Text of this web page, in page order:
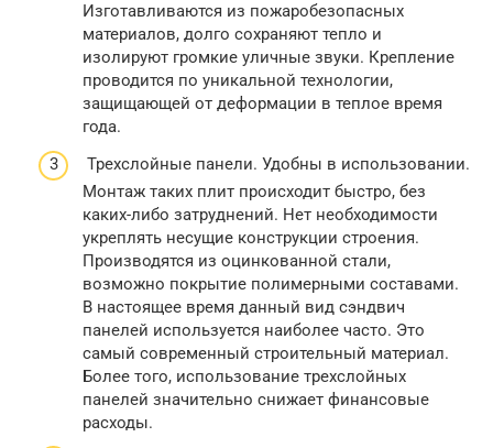
Изготавливаются из пожаробезопасных
материалов, долго сохраняют тепло и
изолируют громкие уличные звуки. Крепление
проводится по уникальной технологии,
защищающей от деформации в теплое время
года.
Трехслойные панели. Удобны в использовании.
Монтаж таких плит происходит быстро, без
каких-либо затруднений. Нет необходимости
укреплять несущие конструкции строения.
Производятся из оцинкованной стали,
возможно покрытие полимерными составами.
В настоящее время данный вид сэндвич
панелей используется наиболее часто. Это
самый современный строительный материал.
Более того, использование трехслойных
панелей значительно снижает финансовые
расходы.